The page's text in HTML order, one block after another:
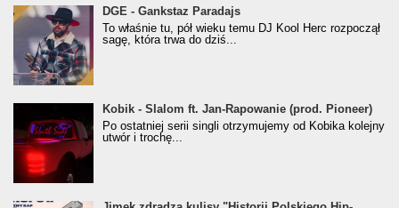
donGURALesko z nagrodą za
Klasyczny/Trueschoolowy Album Roku
(Popkillery 2023)
DGE - Gankstaz Paradajs
To właśnie tu, pół wieku temu DJ Kool Herc rozpoczął
sagę, która trwa do dziś...
Kobik - Slalom ft. Jan-Rapowanie (prod. Pioneer)
[Official Music Visualiser]
Kobik - Slalom ft. Jan-Rapowanie (prod. Pioneer)
Po ostatniej serii singli otrzymujemy od Kobika kolejny
utwór i trochę...